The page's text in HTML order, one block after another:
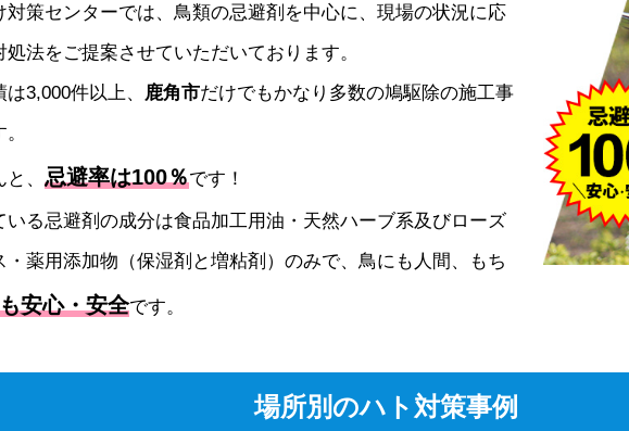
対策センターでは、鳥類の忌避剤を中心に、現場の状況に応
処法をご提案させていただいております。
3,000件以上、
鹿角市だけでもかなり多数の鳩駆除の施工事
、 忌避率は100％です！
いる忌避剤の成分は食品加工用油・天然ハーブ系及びローズ
・薬用添加物（保湿剤と増粘剤）のみで、鳥にも人間、もち
安心・安全です。
場所別のハト対策事例